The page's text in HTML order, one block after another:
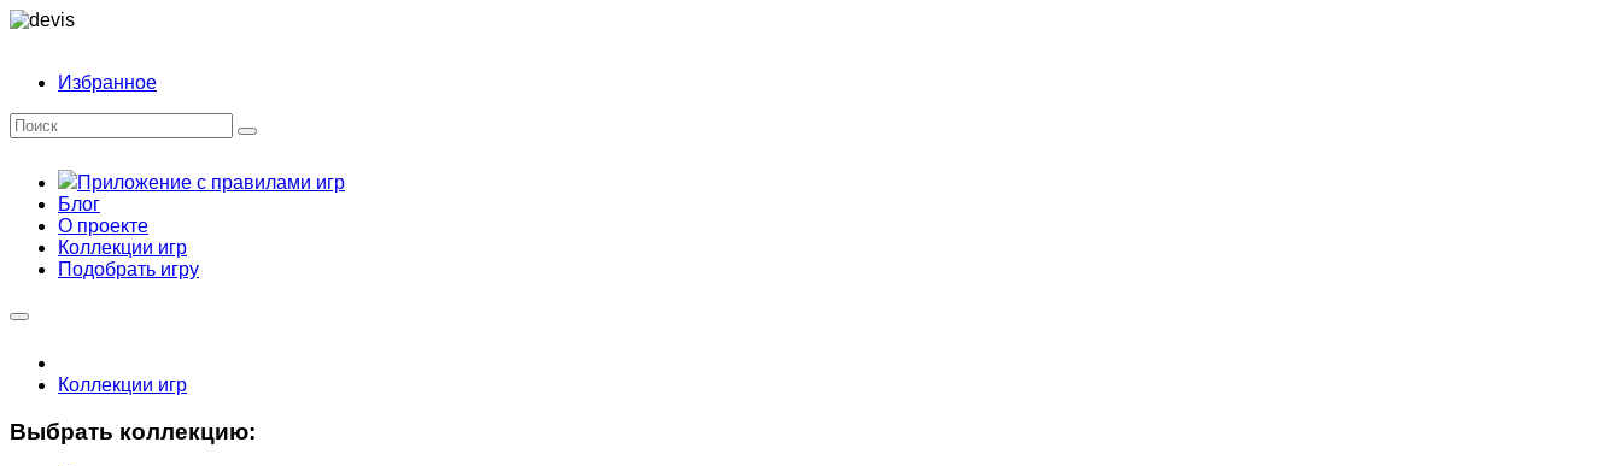
Избранное
Приложение с правилами игр
Блог
О проекте
Коллекции игр
Подобрать игру
Коллекции игр
Выбрать коллекцию: